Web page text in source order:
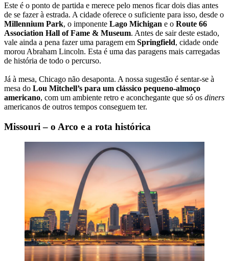
Este é o ponto de partida e merece pelo menos ficar dois dias antes
de se fazer à estrada. A cidade oferece o suficiente para isso, desde o
Millennium Park, o imponente Lago Michigan e o Route 66
Association Hall of Fame & Museum. Antes de sair deste estado,
vale ainda a pena fazer uma paragem em Springfield, cidade onde
morou Abraham Lincoln. Esta é uma das paragens mais carregadas
de história de todo o percurso.
Já à mesa, Chicago não desaponta. A nossa sugestão é sentar-se à
mesa do Lou Mitchell’s para um clássico pequeno-almoço
americano, com um ambiente retro e aconchegante que só os diners
americanos de outros tempos conseguem ter.
Missouri – o Arco e a rota histórica